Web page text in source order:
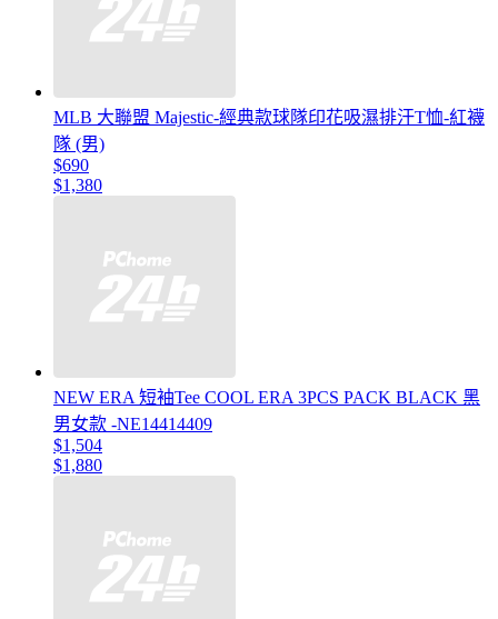
MLB 大聯盟 Majestic-經典款球隊印花吸濕排汗T恤-紅襪
隊 (男)
$690
$1,380
NEW ERA 短袖Tee COOL ERA 3PCS PACK BLACK 黑
男女款 -NE14414409
$1,504
$1,880